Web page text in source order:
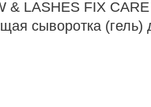
& LASHES FIX
сыворотка (гель)